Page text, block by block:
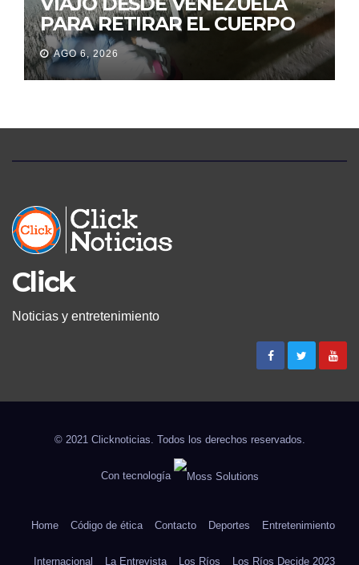
PARA RETIRAR EL CUERPO
DE SU MARIDO QUE
PERMANECIÓ SEIS DÍAS EN
LA MORGUE
AGO 6, 2026
Click
Noticias y entretenimiento
© 2021 Clicknoticias. Todos los derechos reservados.
Con tecnología
Home Código de ética Contacto Deportes Entretenimiento
Internacional La Entrevista Los Ríos Los Ríos Decide 2023